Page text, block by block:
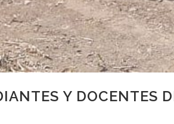
Y DOCENTES